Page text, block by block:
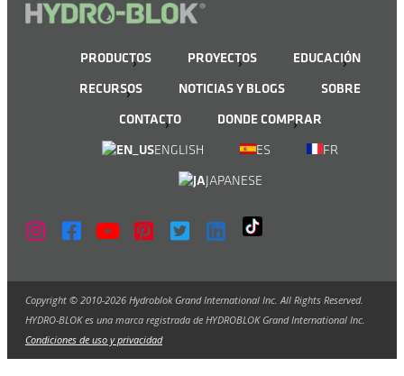
PRODUCTOS PROYECTOS
EDUCACIÓN
RECURSOS
NOTICIAS Y BLOGS
SOBRE
CONTACTO
DONDE COMPRAR
ENGLISH
ES
FR
JAPANESE
Copyright © 2010-2026 Hydroblok Grand International Inc. All Rights Reserved.
HYDRO-BLOK es una marca registrada de HYDROBLOK Grand International Inc.
Condiciones de uso y privacidad